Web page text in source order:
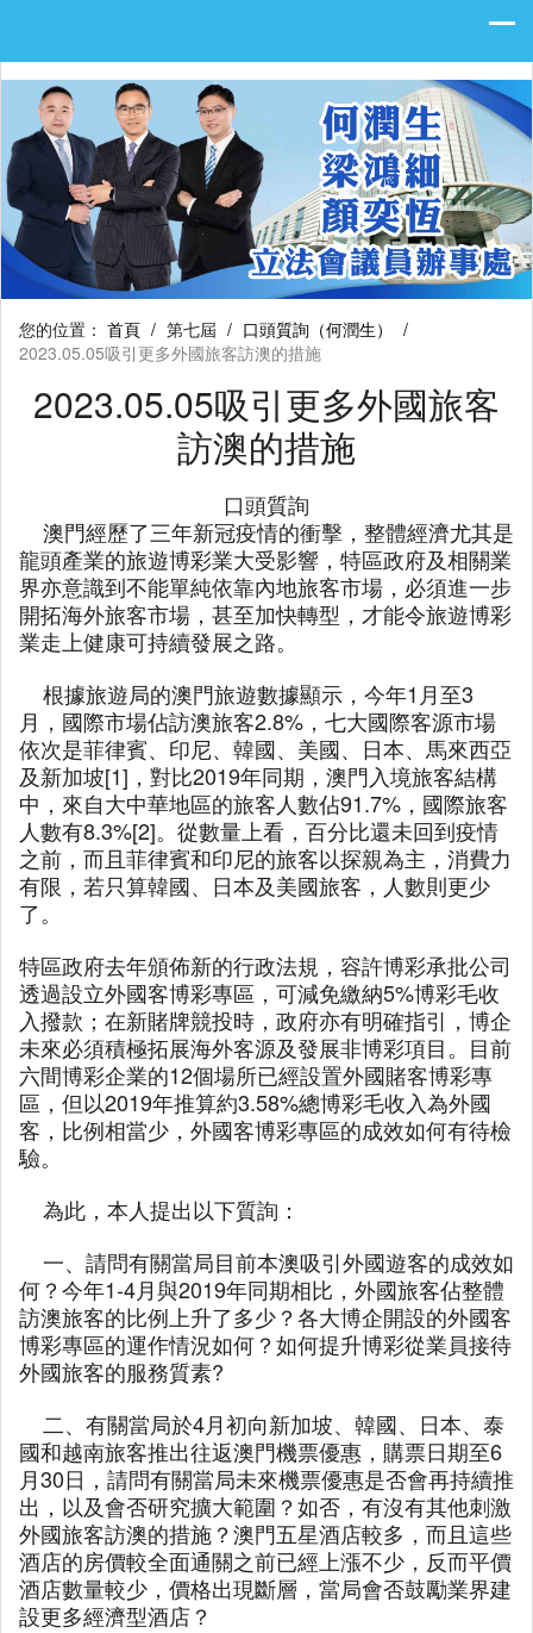
您的位置： 首頁 / 第七屆 / 口頭質詢（何潤生）
/
2023.05.05吸引更多外國旅客訪澳的措施
2023.05.05吸引更多外國旅客
訪澳的措施
口頭質詢
澳門經歷了三年新冠疫情的衝擊，整體經濟尤其是
龍頭產業的旅遊博彩業大受影響，特區政府及相關業
界亦意識到不能單純依靠內地旅客市場，必須進一步
開拓海外旅客市場，甚至加快轉型，才能令旅遊博彩
業走上健康可持續發展之路。
根據旅遊局的澳門旅遊數據顯示，今年1月至3
月，國際市場佔訪澳旅客2.8%，七大國際客源市場
依次是菲律賓、印尼、韓國、美國、日本、馬來西亞
及新加坡[1]，對比2019年同期，澳門入境旅客結構
中，來自大中華地區的旅客人數佔91.7%，國際旅客
人數有8.3%[2]。從數量上看，百分比還未回到疫情
之前，而且菲律賓和印尼的旅客以探親為主，消費力
有限，若只算韓國、日本及美國旅客，人數則更少
了。
特區政府去年頒佈新的行政法規，容許博彩承批公司
透過設立外國客博彩專區，可減免繳納5%博彩毛收
入撥款；在新賭牌競投時，政府亦有明確指引，博企
未來必須積極拓展海外客源及發展非博彩項目。目前
六間博彩企業的12個場所已經設置外國賭客博彩專
區，但以2019年推算約3.58%總博彩毛收入為外國
客，比例相當少，外國客博彩專區的成效如何有待檢
驗。
為此，本人提出以下質詢：
一、請問有關當局目前本澳吸引外國遊客的成效如
何？今年1-4月與2019年同期相比，外國旅客佔整體
訪澳旅客的比例上升了多少？各大博企開設的外國客
博彩專區的運作情況如何？如何提升博彩從業員接待
外國旅客的服務質素?
二、有關當局於4月初向新加坡、韓國、日本、泰
國和越南旅客推出往返澳門機票優惠，購票日期至6
月30日，請問有關當局未來機票優惠是否會再持續推
出，以及會否研究擴大範圍？如否，有沒有其他刺激
外國旅客訪澳的措施？澳門五星酒店較多，而且這些
酒店的房價較全面通關之前已經上漲不少，反而平價
酒店數量較少，價格出現斷層，當局會否鼓勵業界建
設更多經濟型酒店？